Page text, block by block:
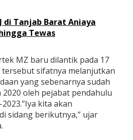
di Tanjab Barat Aniaya
Tewas
MZ baru dilantik pada 17
tersebut sifatnya melanjutkan
yang sebenarnya sudah
oleh pejabat pendahulu
kita akan
sidang berikutnya,” ujar